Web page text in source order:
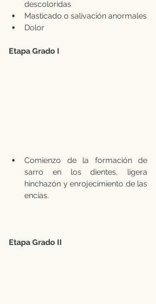
descoloridas
Masticado o salivación anormales
Dolor
Etapa Grado I
Comienzo de la formación de
sarro en los dientes, ligera
hinchazón y enrojecimiento de las
encías.
Etapa Grado II